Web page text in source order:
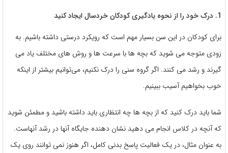
1. درک خود را از نحوه یادگیری کودکان خردسال ایجاد کنید
برای کودکان در این سن بسیار مهم است که رویکرد درستی داشته باشیم. به
زودی متوجه می شوید که بچه ها با سرعت ها و روش های مختلف یاد می
گیرند و رشد می کنند. اگر گروه سنی را درک نکنیم، می‌توانیم بیشتر از اینکه
خوب بخواهیم آسیب ببینیم.
شما باید درک کنید که از بچه ها چه انتظاری باید داشته باشید و مطمئن شوید
که آنچه در کلاس انجام می دهید نشان دهنده جایگاه آنها در رشد آنهاست.
به عنوان مثال، در یک فعالیت پاسخ بدنی کامل، اگر هنوز نمی توانند روی یک